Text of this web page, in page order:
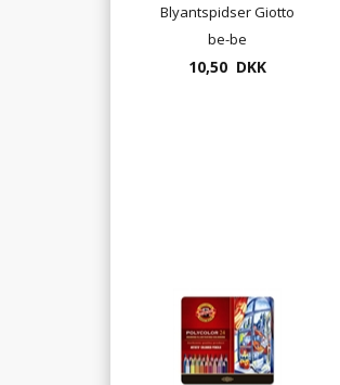
Blyantspidser Giotto
be-be
10,50 DKK